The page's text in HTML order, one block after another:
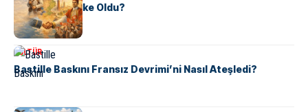
Tunus Nasıl Ülke Oldu?
KÜLTÜR
Bastille Baskını Fransız Devrimi’ni Nasıl Ateşledi?